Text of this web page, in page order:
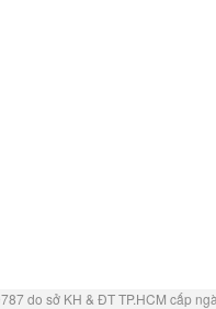
do sở KH & ĐT TP.HCM cấp